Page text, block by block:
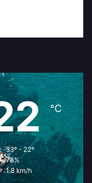
℃
33º - 22º
78%
1.8 km/h